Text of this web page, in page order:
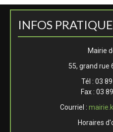
INFOS
Mairie
55, grand rue
Tél : 03
Fax : 03
Courriel :
Horaires